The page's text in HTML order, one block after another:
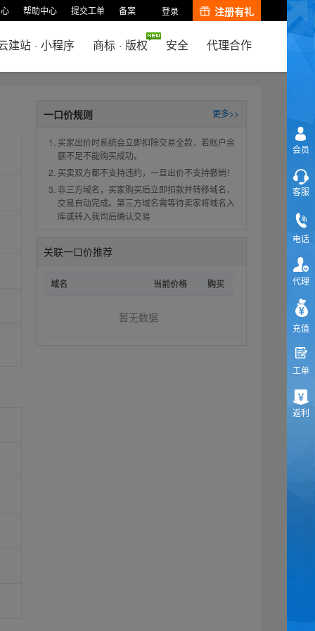
帮助中心 提交工单 备案 登录 注册有礼
建站 · 小程序 商标 · 版权 安全 代理合作
一口价规则 更多>>
买家出价时系统会立即扣除交易全款，若账户余
额不足不能购买成功。
买卖双方都不支持违约，一旦出价不支持撤销！
非三方域名，买家购买后立即扣款并转移域名，
交易自动完成。第三方域名需等待卖家将域名入
库或转入我司后确认交易
关联一口价推荐
域名 当前价格 购买
暂无数据
会员
客服
电话
代理
充值
工单
返利